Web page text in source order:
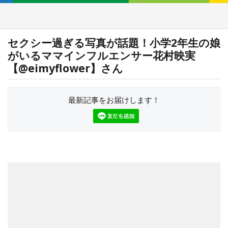
セクシー過ぎる写真が話題！小学2年生の娘
がいるママインフルエンサー花村映実
【@eimyflower】さん
最新記事をお届けします！